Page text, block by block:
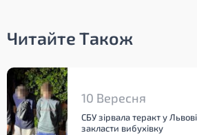
Читайте Також
10 Вересня
СБУ зірвала теракт у
закласти вибухівку